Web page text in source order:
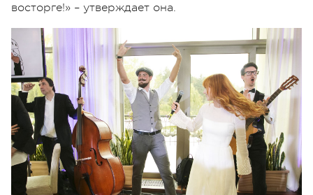
восторге!» – утверждает она.